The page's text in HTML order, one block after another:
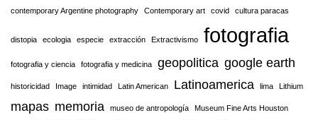
contemporary Argentine photography
Contemporary art covid cultura paracas
distopia ecologia especie extracción Extractivismo fotografia
fotografia y ciencia fotografia y medicina geopolitica google earth
historicidad Image intimidad Latin American Latinoamerica lima Lithium
mapas memoria museo de antropología Museum Fine Arts Houston